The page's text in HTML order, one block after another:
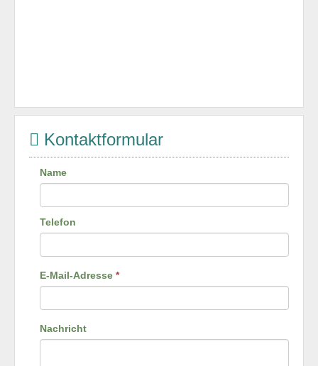
Kontaktformular
Name
Telefon
E-Mail-Adresse *
Nachricht